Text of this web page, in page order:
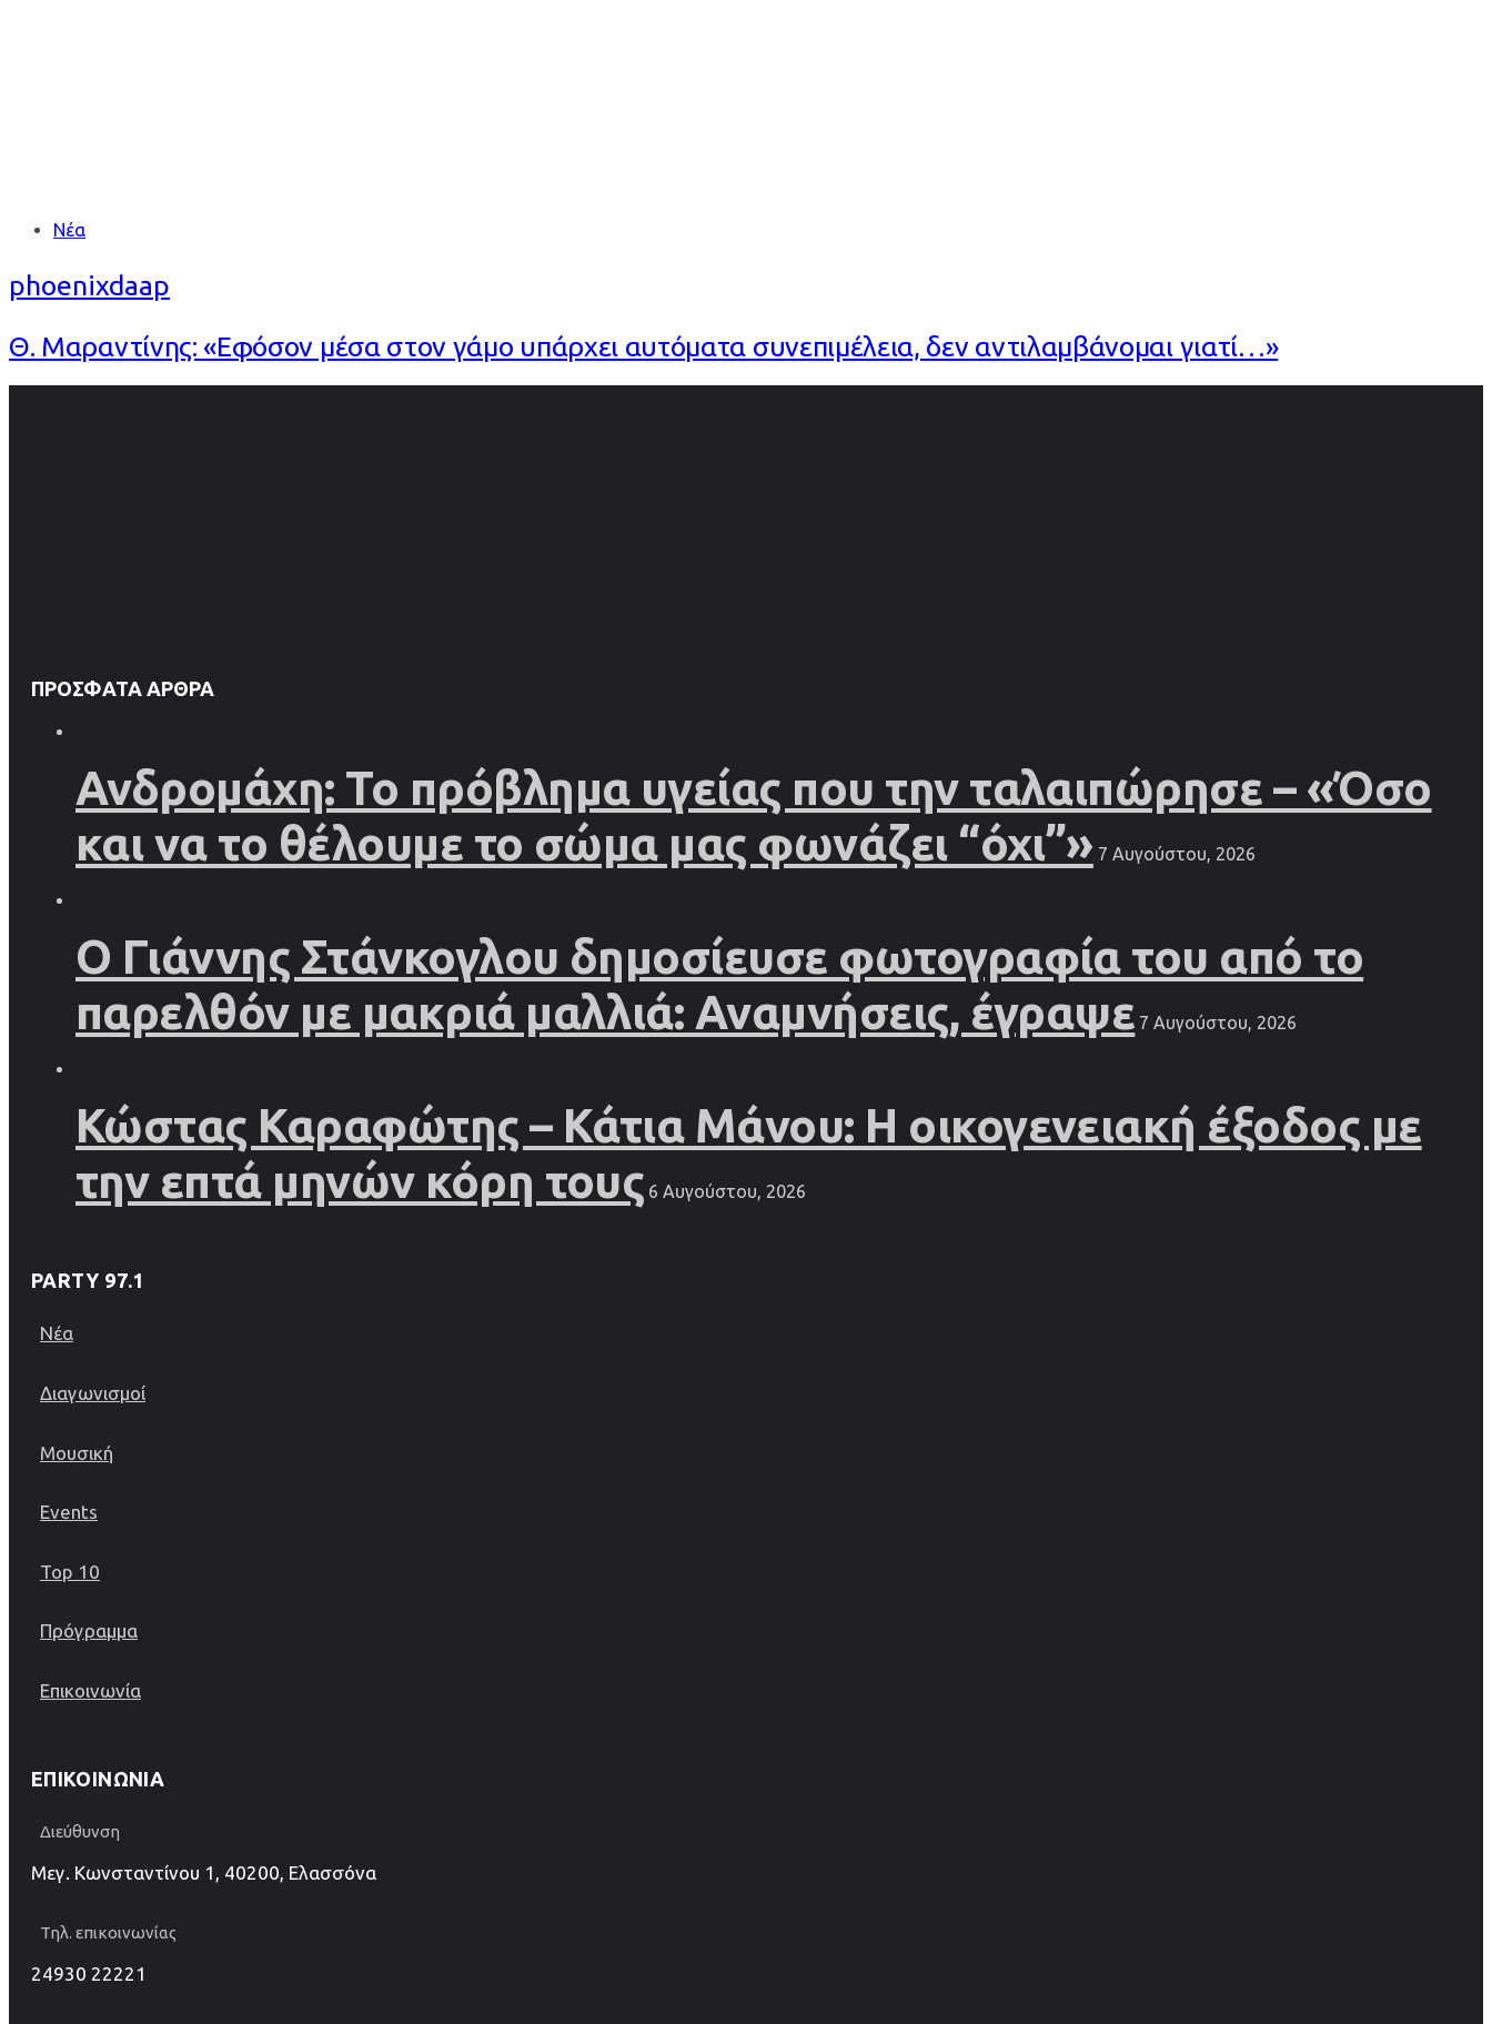
Tags Νέα
phoenixdaap
Θ. Μαραντίνης: «Εφόσον μέσα στον γάμο υπάρχει αυτόματα συνεπιμέλεια, δεν αντιλαμβάνομαι γιατί…»
ΠΡΌΣΦΑΤΑ ΆΡΘΡΑ
Ανδρομάχη: Το πρόβλημα υγείας που την ταλαιπώρησε – «Όσο
και να το θέλουμε το σώμα μας φωνάζει “όχι”» 7 Αυγούστου, 2026
Ο Γιάννης Στάνκογλου δημοσίευσε φωτογραφία του από το
παρελθόν με μακριά μαλλιά: Αναμνήσεις, έγραψε 7 Αυγούστου, 2026
Κώστας Καραφώτης – Κάτια Μάνου: Η οικογενειακή έξοδος με
την επτά μηνών κόρη τους 6 Αυγούστου, 2026
PARTY 97.1
Νέα
Διαγωνισμοί
Μουσική
Events
Top 10
Πρόγραμμα
Επικοινωνία
ΕΠΙΚΟΙΝΩΝΊΑ
Διεύθυνση
Μεγ. Κωνσταντίνου 1, 40200, Ελασσόνα
Τηλ. επικοινωνίας
24930 22221